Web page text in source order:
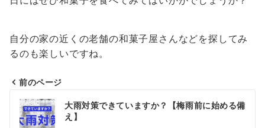
自分の家の近くの老舗の和菓子屋さんなどを探してみ
るのも楽しいですね。
投
稿
前のページ
大雨対策できていますか？【梅雨前に始める備
え】